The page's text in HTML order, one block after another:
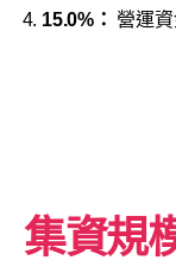
15.0%： 營運
集資規